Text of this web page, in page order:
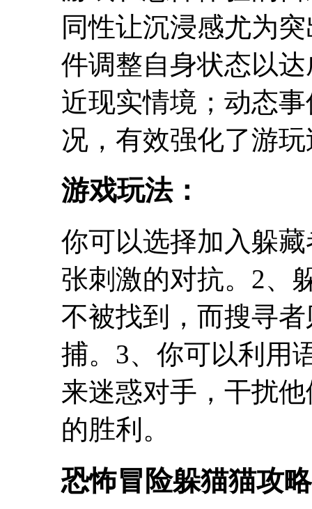
同性让沉浸感尤为
件调整自身状态以
近现实情境；动态
况，有效强化了游
游戏玩法：
你可以选择加入躲
张刺激的对抗。2、
不被找到，而搜寻
捕。3、你可以利用
来迷惑对手，干扰
的胜利。
恐怖冒险躲猫猫攻